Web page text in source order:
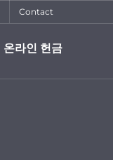
Contact
온라인 헌금